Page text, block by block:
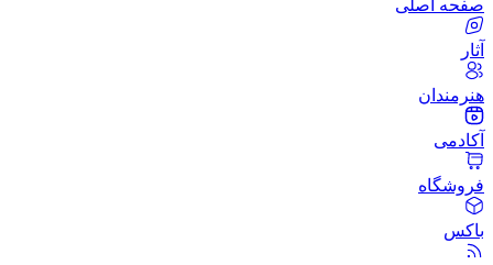
صفحه اصلی
آثار
هنرمندان
آکادمی
فروشگاه
باکس